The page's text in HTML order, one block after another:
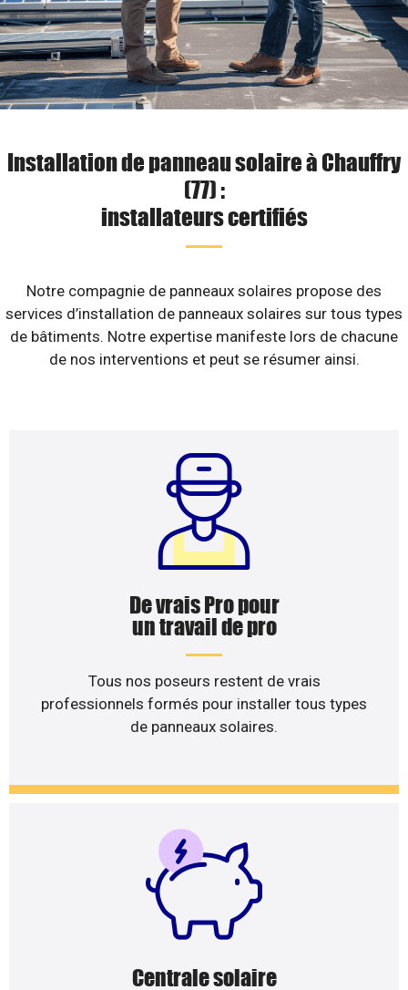
Installation de panneau solaire à Chauffry
(77) :
installateurs certifiés
Notre compagnie de panneaux solaires propose des
services d’installation de panneaux solaires sur tous types
de bâtiments. Notre expertise manifeste lors de chacune
de nos interventions et peut se résumer ainsi.
De vrais Pro pour
un travail de pro
Tous nos poseurs restent de vrais
professionnels formés pour installer tous types
de panneaux solaires.
Centrale solaire